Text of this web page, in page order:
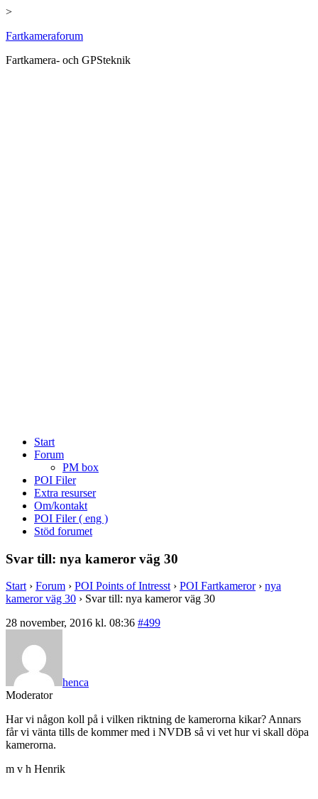
>
Hoppa
innehåll
Fartkameraforum
Fartkamera- och GPSteknik
Start
Forum
PM box
POI Filer
Extra resurser
Om/kontakt
POI Filer ( eng )
Stöd forumet
Svar till: nya kameror väg 30
Start › Forum › POI Points of Intresst › POI Fartkameror › nya
kameror väg 30 › Svar till: nya kameror väg 30
28 november, 2016 kl. 08:36 #499
henca
Moderator
Har vi någon koll på i vilken riktning de kamerorna kikar? Annars
får vi vänta tills de kommer med i NVDB så vi vet hur vi skall döpa
kamerorna.
m v h Henrik